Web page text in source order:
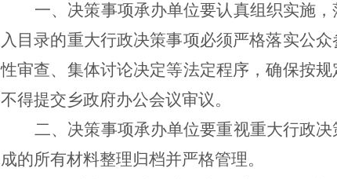
一、决策事项承办单位要认真组织实施
入目录的重大行政决策事项必须严格落实公
性审查、集体讨论决定等法定程序，确保按
不得提交乡政府办公会议审议。
二、决策事项承办单位要重视重大行政
成的所有材料整理归档并严格管理。